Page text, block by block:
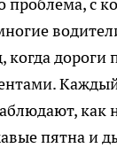
когда дороги
как
пятна и